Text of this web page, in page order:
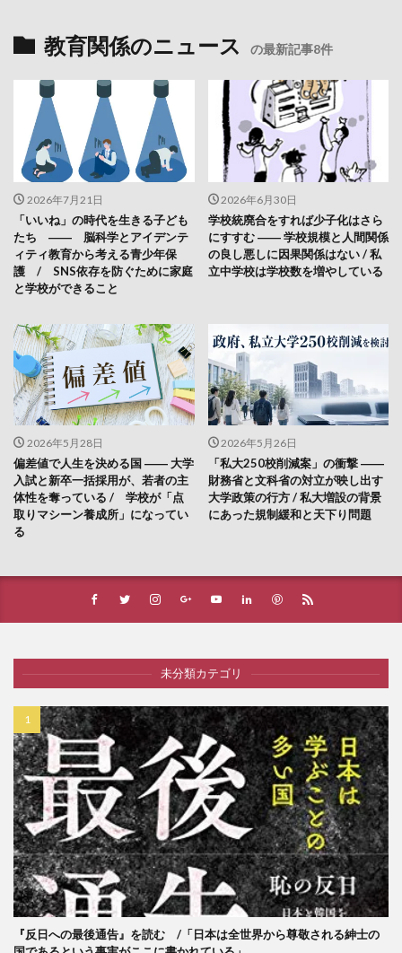
教育関係のニュース の最新記事8件
2026年7月21日
「いいね」の時代を生きる子ども
たち ―― 脳科学とアイデンテ
ィティ教育から考える青少年保
護 / SNS依存を防ぐために家庭
と学校ができること
2026年6月30日
学校統廃合をすれば少子化はさら
にすすむ ―― 学校規模と人間関係
の良し悪しに因果関係はない / 私
立中学校は学校数を増やしている
2026年5月28日
偏差値で人生を決める国 ―― 大学
入試と新卒一括採用が、若者の主
体性を奪っている / 学校が「点
取りマシーン養成所」になってい
る
2026年5月26日
「私大250校削減案」の衝撃 ――
財務省と文科省の対立が映し出す
大学政策の行方 / 私大増設の背景
にあった規制緩和と天下り問題
未分類カテゴリ
『反日への最後通告』を読む /「日本は全世界から尊敬される紳士の